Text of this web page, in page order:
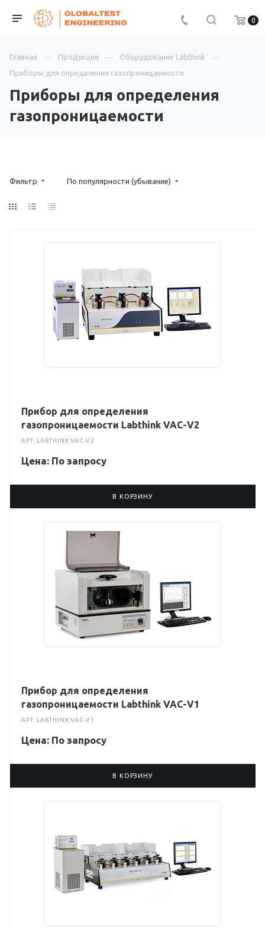
0
Главная Продукция
Оборудование Labthink
Приборы для определения газопроницаемости
Приборы для определения
газопроницаемости
Фильтр По популярности (убывание)
Прибор для определения
газопроницаемости Labthink VAC-V2
АРТ. LABTHINK VAC-V2
Цена: По запросу
В КОРЗИНУ
Прибор для определения
газопроницаемости Labthink VAC-V1
АРТ. LABTHINK VAC-V1
Цена: По запросу
В КОРЗИНУ